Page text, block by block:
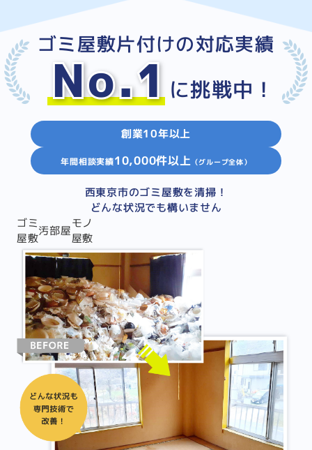
ゴミ屋敷片付けの対応実績
No.1 に挑戦中！
創業10年以上
年間相談実績10,000件以上 （グループ全体）
西東京市のゴミ屋敷を清掃！
どんな状況でも構いません
ゴミ
屋敷
汚部屋
モノ
屋敷